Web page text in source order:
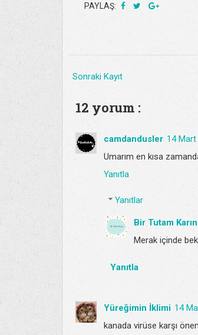
PAYLAŞ:
Sonraki Kayıt
12 yorum :
camdandusler 14 Mart
Umarım en kısa
Yanıtla
Yanıtlar
Bir Tutam
Merak içinde
Yanıtla
Yüreğimin İklimi 14
kanada virüse karşı